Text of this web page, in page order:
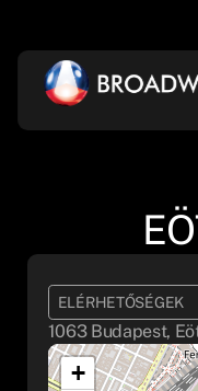
ELÉRHETŐSÉGEK
1063 Budapest,
+